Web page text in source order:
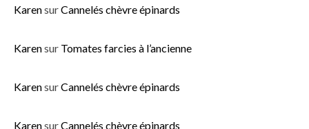
KarensurCannelés chèvre épinards
Karensur Tomates farcies à l’ancienne
KarensurCannelés chèvre épinards
KarensurCannelés chèvre épinards